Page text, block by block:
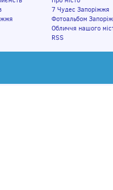
7 Чудес Запоріжжя
Фотоальбом
Обличчя нашого
RSS